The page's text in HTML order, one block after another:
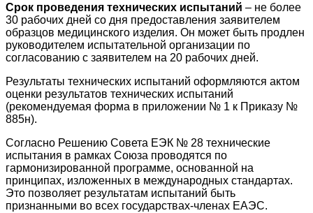
Срок проведения технических испытаний – не более
30 рабочих дней со дня предоставления заявителем
образцов медицинского изделия. Он может быть продлен
руководителем испытательной организации по
согласованию с заявителем на 20 рабочих дней.
Результаты технических испытаний оформляются актом
оценки результатов технических испытаний
(рекомендуемая форма в приложении № 1 к Приказу №
885н).
Согласно Решению Совета ЕЭК № 28 технические
испытания в рамках Союза проводятся по
гармонизированной программе, основанной на
принципах, изложенных в международных стандартах.
Это позволяет результатам испытаний быть
признанными во всех государствах-членах ЕАЭС.